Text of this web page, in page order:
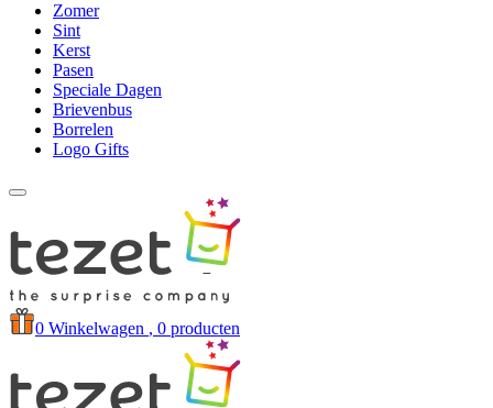
Zomer
Sint
Kerst
Pasen
Speciale Dagen
Brievenbus
Borrelen
Logo Gifts
0 Winkelwagen , 0 producten